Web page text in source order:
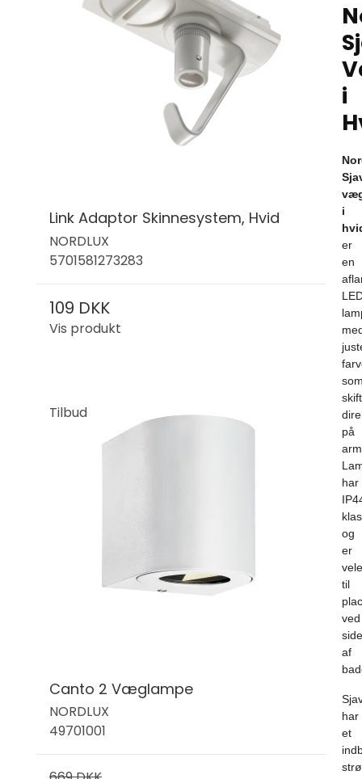
Link Adaptor Skinnesystem, Hvid
NORDLUX
5701581273283
109 DKK
Vis produkt
Tilbud
Canto 2 Væglampe
NORDLUX
49701001
i
i
er
en
på
har
og
er
til
ved
af
har
et